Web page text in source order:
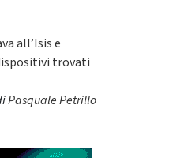
all’Isis e
trovati
Pasquale Petrillo